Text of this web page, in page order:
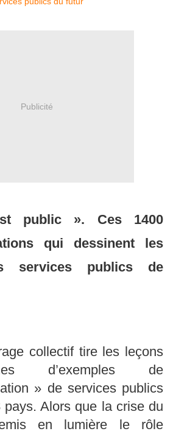
Publicité
public ». Ces 1400
qui dessinent les
services publics de
collectif tire les leçons
d’exemples de
» de services publics
Alors que la crise du
en lumière le rôle